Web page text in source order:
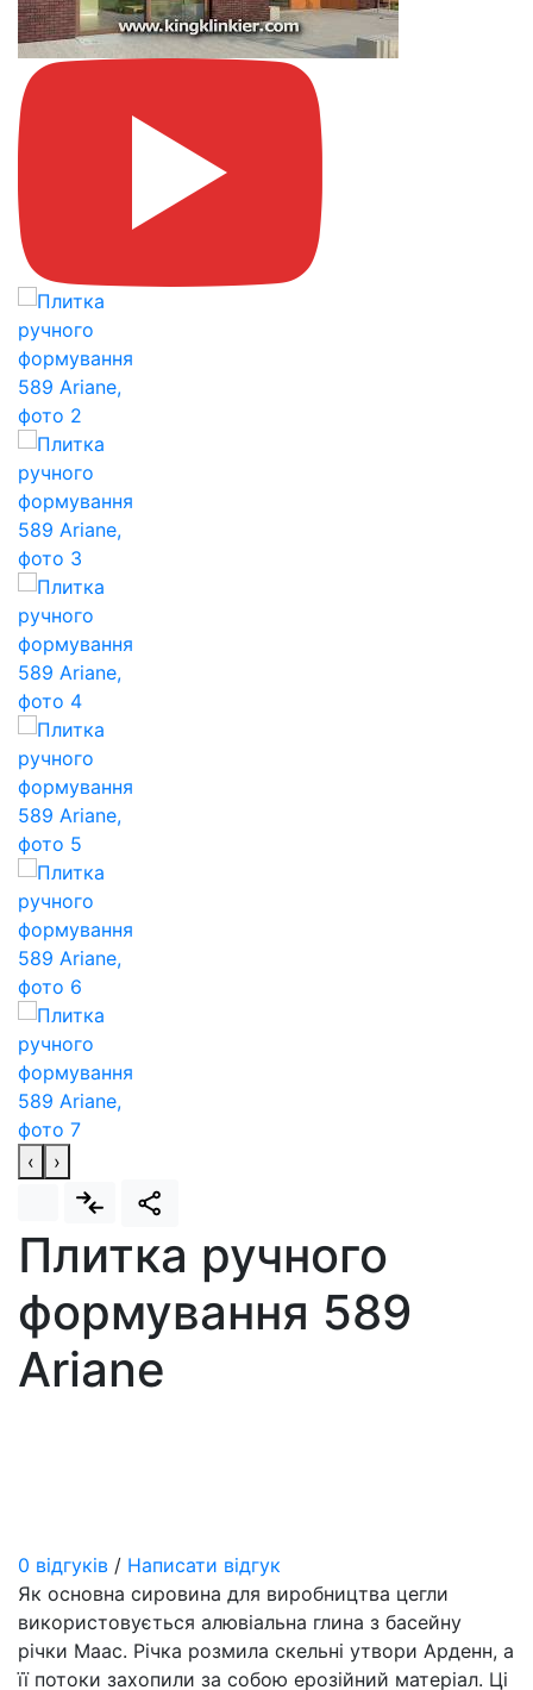
‹ ›
Плитка ручного
формування 589
Ariane
0 відгуків / Написати відгук
Як основна сировина для виробництва цегли
використовується алювіальна глина з басейну
річки Маас. Річка розмила скельні утвори Арденн, а
її потоки захопили за собою ерозійний матеріал. Ці